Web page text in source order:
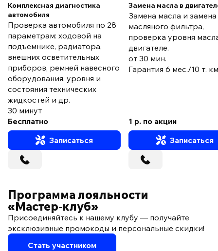
Комплексная диагностика
автомобиля
Проверка автомобиля по 28
параметрам: ходовой на
подъемнике, радиатора,
внешних осветительных
приборов, ремней навесного
оборудования, уровня и
состояния технических
жидкостей и др.
30 минут
Бесплатно
Записаться
Замена масла в
Замена масла и замена
масляного фильтра,
проверка уровня
двигателе.
от 30 мин.
Гарантия 6 мес./10 т.
1 р. по акции
Записаться
Программа лояльности
«Мастер‑клуб»
Присоединяйтесь к нашему клубу — получайте
эксклюзивные промокоды и персональные скидки!
Стать участником